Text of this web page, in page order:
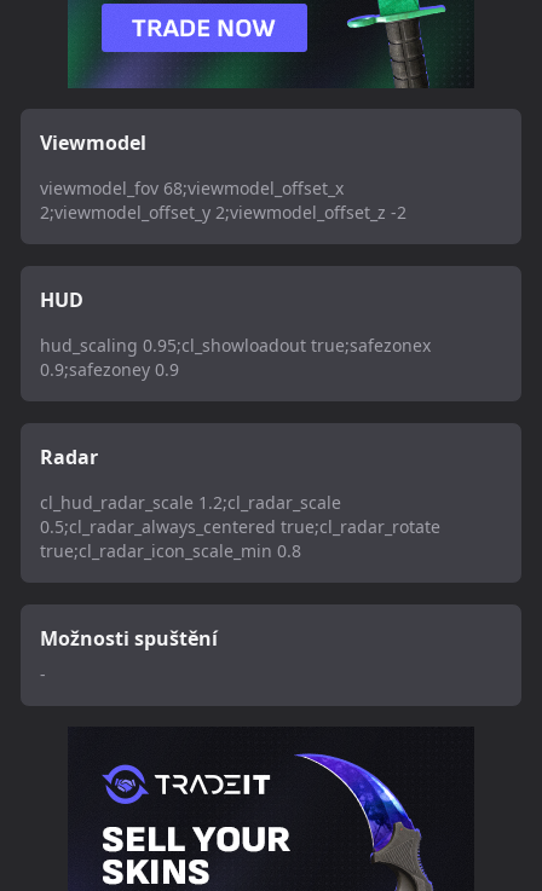
Viewmodel
viewmodel_fov 68;viewmodel_offset_x
2;viewmodel_offset_y 2;viewmodel_offset_z -2
HUD
hud_scaling 0.95;cl_showloadout true;safezonex
0.9;safezoney 0.9
Radar
cl_hud_radar_scale 1.2;cl_radar_scale
0.5;cl_radar_always_centered true;cl_radar_rotate
true;cl_radar_icon_scale_min 0.8
Možnosti spuštění
-